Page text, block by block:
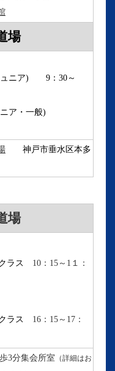
場
ュニア) 9：30～
ニア・一般)
神戸市垂水区本多
場
ラス
10：15～1１：
ラス
16：15～17：
3分集会所室 （詳細はお